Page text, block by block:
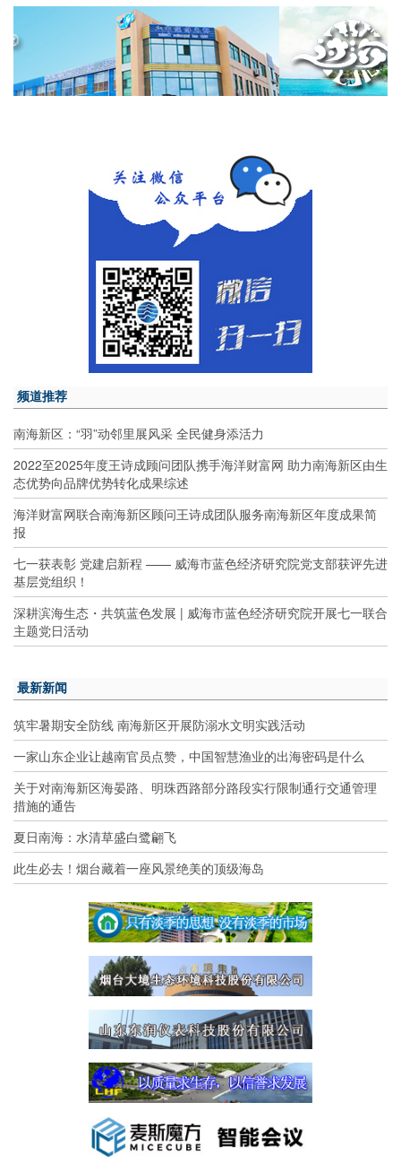
频道推荐
南海新区：“羽”动邻里展风采 全民健身添活力
2022至2025年度王诗成顾问团队携手海洋财富网 助力南海新区由生
态优势向品牌优势转化成果综述
海洋财富网联合南海新区顾问王诗成团队服务南海新区年度成果简
报
七一获表彰 党建启新程 —— 威海市蓝色经济研究院党支部获评先进
基层党组织！
深耕滨海生态・共筑蓝色发展 | 威海市蓝色经济研究院开展七一联合
主题党日活动
最新新闻
筑牢暑期安全防线 南海新区开展防溺水文明实践活动
一家山东企业让越南官员点赞，中国智慧渔业的出海密码是什么
关于对南海新区海晏路、明珠西路部分路段实行限制通行交通管理
措施的通告
夏日南海：水清草盛白鹭翩飞
此生必去！烟台藏着一座风景绝美的顶级海岛